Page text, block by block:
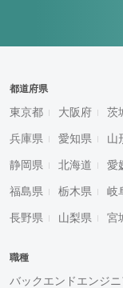
都道府県
東京都 大阪府 茨
兵庫県 愛知県 山
静岡県 北海道 愛
福島県 栃木県 岐
長野県 山梨県 宮
職種
バックエンドエンジニ